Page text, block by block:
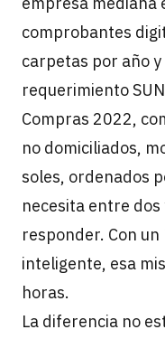
comprobantes
carpetas por año
requerimiento
Compras 2022,
no domiciliados,
soles, ordenados
necesita entre
responder. Con
inteligente, esa
horas.
La diferencia no